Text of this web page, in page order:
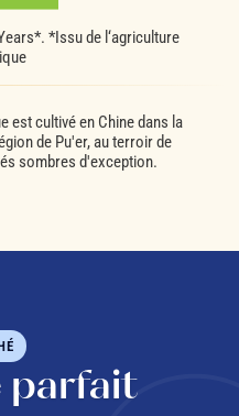
*Issu de l‘agriculture
est cultivé en Chine dans la
de Pu'er, au terroir de
sombres d'exception.
parfait